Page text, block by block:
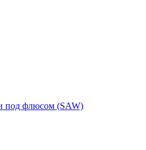
под флюсом (SAW)